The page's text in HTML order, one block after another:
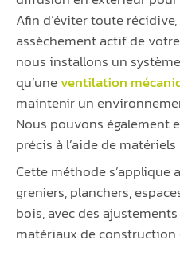
Afin d’éviter toute
assèchement actif de
nous installons un
qu’uneventilation
maintenir un
Nous pouvons également
précis à l’aide de
Cette méthode s’applique
greniers, planchers,
bois, avec des
matériaux de construction